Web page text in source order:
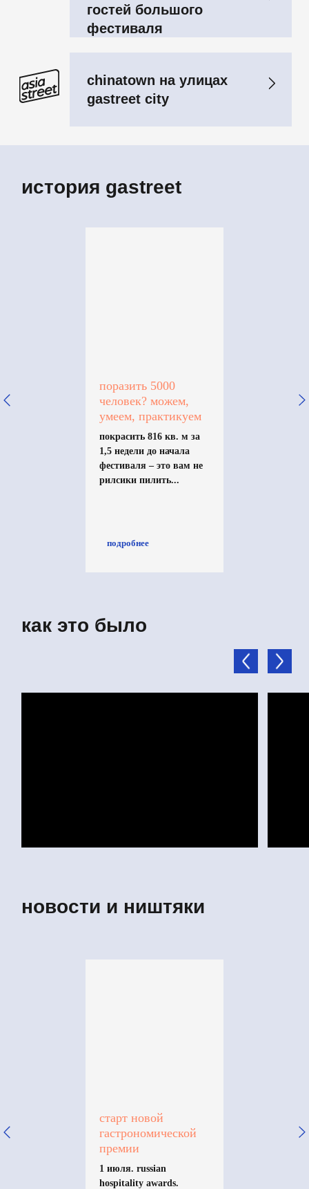
поразить 5000
человек? можем,
умеем, практикуем
покрасить 816 кв. м за
1,5 недели до начала
фестиваля – это вам не
рилсики пилить...
подробнее
старт новой
гастрономической
премии
1 июля. russian
hospitality awards.
партнеры по организации